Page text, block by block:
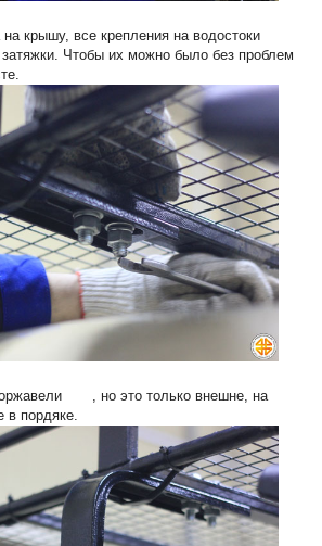
крышу, все крепления на водостоки
Чтобы их можно было без проблем
, но это только внешне, на
пордяке.